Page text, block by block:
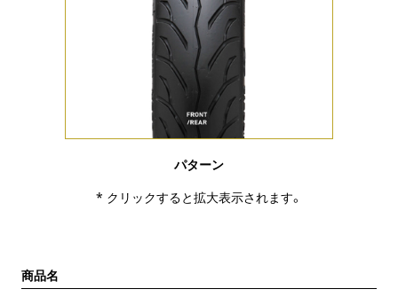
パターン
* クリックすると拡大表示されます。
商品名